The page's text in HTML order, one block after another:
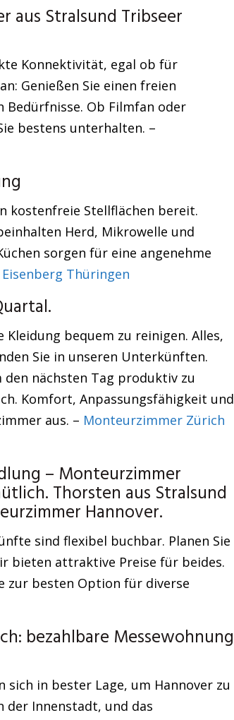
aus Stralsund Tribseer
Konnektivität, egal ob für
Genießen Sie einen freien
Ob Filmfan oder
bestens unterhalten. –
kostenfreie Stellflächen bereit.
Herd, Mikrowelle und
sorgen für eine angenehme
Thüringen
bequem zu reinigen. Alles,
Sie in unseren Unterkünften.
den nächsten Tag produktiv zu
Komfort, Anpassungsfähigkeit und
aus. – Monteurzimmer Zürich
– Monteurzimmer
Thorsten aus Stralsund
Hannover.
sind flexibel buchbar. Planen Sie
bieten attraktive Preise für beides.
zur besten Option für diverse
bezahlbare Messewohnung
in bester Lage, um Hannover zu
der Innenstadt, und das